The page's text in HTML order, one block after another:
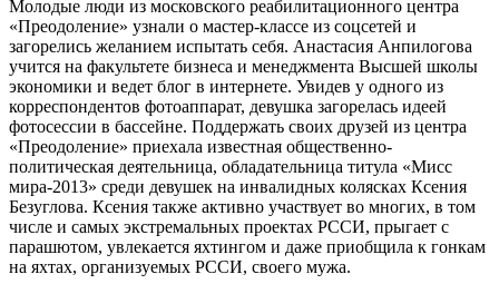
Молодые люди из московского реабилитационного центра
«Преодоление» узнали о мастер-классе из соцсетей и
загорелись желанием испытать себя. Анастасия Анпилогова
учится на факультете бизнеса и менеджмента Высшей школы
экономики и ведет блог в интернете. Увидев у одного из
корреспондентов фотоаппарат, девушка загорелась идеей
фотосессии в бассейне. Поддержать своих друзей из центра
«Преодоление» приехала известная общественно-
политическая деятельница, обладательница титула «Мисс
мира-2013» среди девушек на инвалидных колясках Ксения
Безуглова. Ксения также активно участвует во многих, в том
числе и самых экстремальных проектах РССИ, прыгает с
парашютом, увлекается яхтингом и даже приобщила к гонкам
на яхтах, организуемых РССИ, своего мужа.